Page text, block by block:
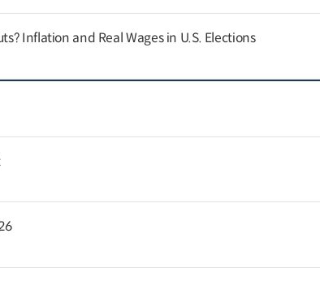
Inflation and Real Wages in U.S. Elections